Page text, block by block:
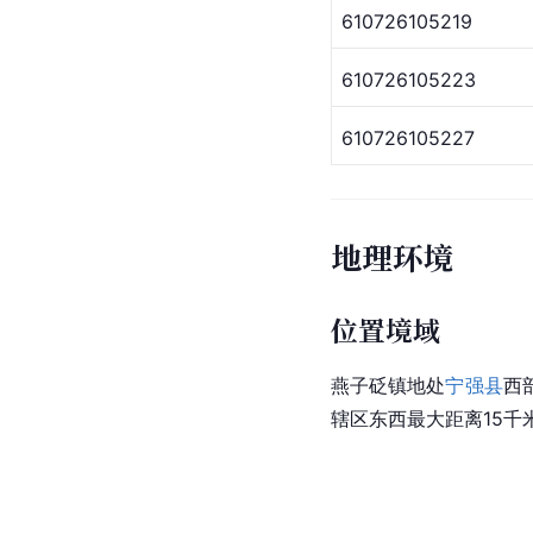
610726105219
610726105223
610726105227
地理环境
位置境域
燕子砭镇地处宁强县西
辖区东西最大距离15